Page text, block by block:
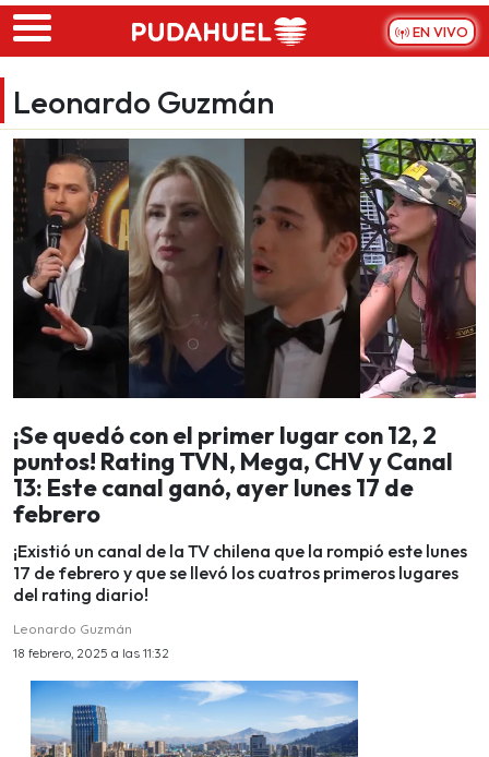
Skip to main content
EN VIVO
Leonardo Guzmán
¡Se quedó con el primer lugar con 12, 2
puntos! Rating TVN, Mega, CHV y Canal
13: Este canal ganó, ayer lunes 17 de
febrero
¡Existió un canal de la TV chilena que la rompió este lunes
17 de febrero y que se llevó los cuatros primeros lugares
del rating diario!
Leonardo Guzmán
18 febrero, 2025 a las 11:32